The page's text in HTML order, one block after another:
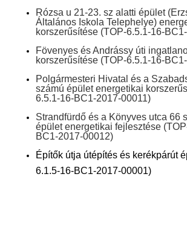
Rózsa u 21-23. sz alatti épület
Általános Iskola Telephelye)
korszerűsítése (TOP-6.5.1-16-
Fövenyes és Andrássy úti
korszerűsítése (TOP-6.5.1-16-
Polgármesteri Hivatal és a
számú épület energetikai
6.5.1-16-BC1-2017-00011)
Strandfürdő és a Könyves utca 66
épület energetikai fejlesztése
BC1-2017-00012)
Építők útja útépítés és kerékpárút
6.1.5-16-BC1-2017-00001)